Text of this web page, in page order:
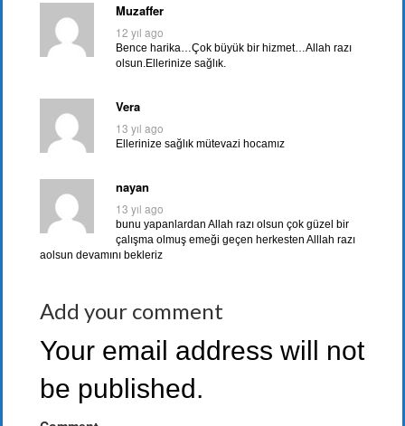
Muzaffer
12 yıl ago
Bence harika…Çok büyük bir hizmet…Allah razı
olsun.Ellerinize sağlık.
Vera
13 yıl ago
Ellerinize sağlık mütevazi hocamız
nayan
13 yıl ago
bunu yapanlardan Allah razı olsun çok güzel bir
çalışma olmuş emeği geçen herkesten Alllah razı
aolsun devamını bekleriz
Add your comment
Your email address will not
be published.